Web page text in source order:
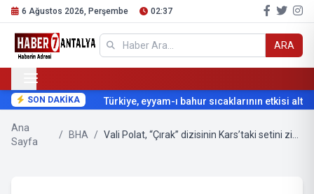
6 Ağustos 2026, Perşembe 02:37
ARA
SON DAKİKA Türkiye, eyyam-ı bahur sıcaklarının etkisi
Ana
Sayfa
/ BHA /